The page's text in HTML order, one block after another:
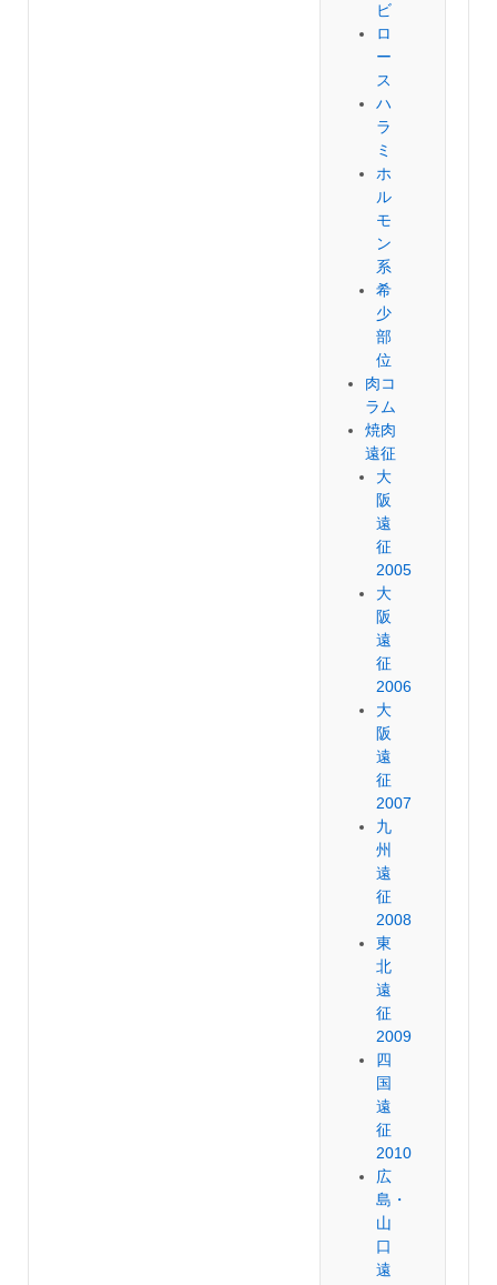
ビ
ロ
ー
ス
ハ
ラ
ミ
ホ
ル
モ
ン
系
希
少
部
位
肉コ
ラム
焼肉
遠征
大
阪
遠
征
2005
大
阪
遠
征
2006
大
阪
遠
征
2007
九
州
遠
征
2008
東
北
遠
征
2009
四
国
遠
征
2010
広
島・
山
口
遠